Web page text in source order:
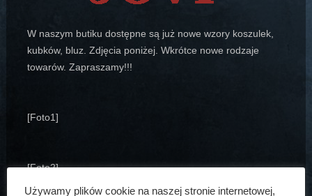
W naszym butiku dostępne są już nowe wzory koszulek,
kubków, bluz. Zdjęcia poniżej. Wkrótce nowe rodzaje
towarów. Zapraszamy!!!
[Foto1]
[Foto2]
Używamy plików cookie na naszej stronie internetowej,